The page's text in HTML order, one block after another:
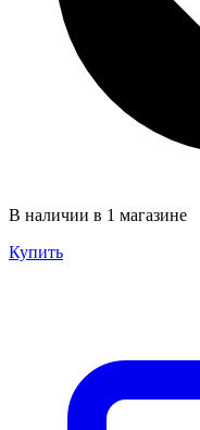
В наличии в 1 магазине
Купить